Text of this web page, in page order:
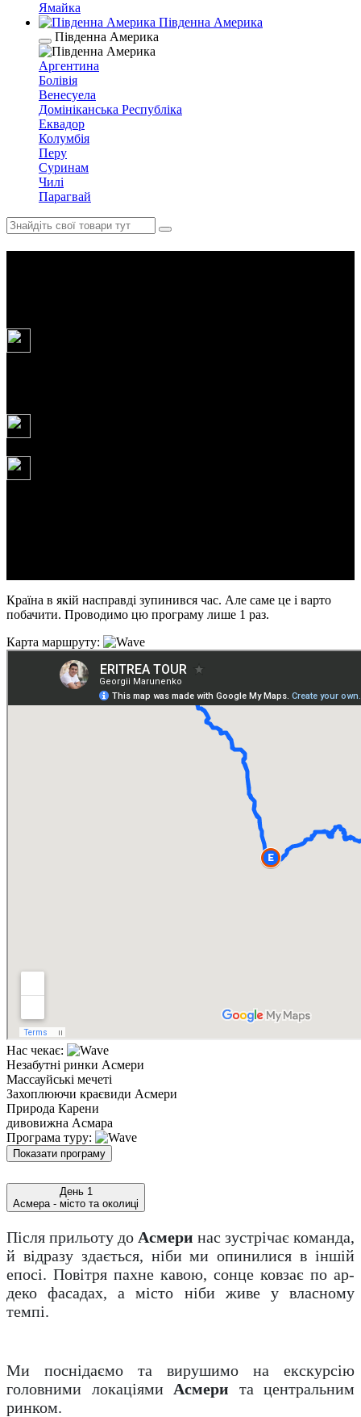
Ямайка
Південна Америка
Південна Америка
Аргентина
Болівія
Венесуела
Домініканська Республіка
Еквадор
Колумбія
Перу
Суринам
Чилі
Парагвай
Країна в якій насправді зупинився час. Але саме це і варто
побачити. Проводимо цю програму лише 1 раз.
Карта маршруту:
Нас чекає:
Незабутні ринки Асмери
Массауйські мечеті
Захоплюючи краєвиди Асмери
Природа Карени
дивовижна Асмара
Програма туру:
Показати програму
День 1
Асмера - місто та околиці
Після прильоту до Асмери нас зустрічає команда,
й відразу здається, ніби ми опинилися в іншій
епосі. Повітря пахне кавою, сонце ковзає по ар-
деко фасадах, а місто ніби живе у власному
темпі.
Ми поснідаємо та вирушимо на екскурсію
головними локаціями Асмери та центральним
ринком.